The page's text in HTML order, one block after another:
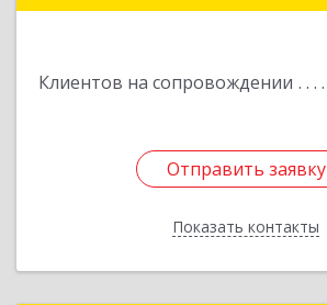
Клиентов на сопровождении
Отправить заявку
Показать контакты
Отправить заявку
Назад